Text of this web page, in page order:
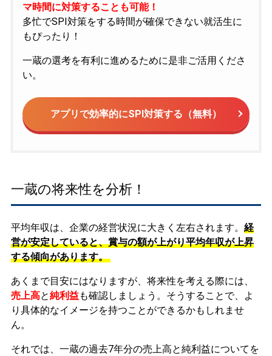
マ時間に対策することも可能！
多忙でSPI対策をする時間が確保できない就活生に
もぴったり！
一蔵の選考を有利に進めるために是非ご活用くださ
い。
アプリで効率的にSPI対策する（無料）
一蔵の将来性を分析！
平均年収は、企業の経営状況に大きく左右されます。 経
営が安定していると、賞与の額が上がり平均年収が上昇
する傾向があります。
あくまで目安にはなりますが、将来性を考える際には、
売上高と純利益も確認しましょう。そうすることで、よ
り具体的なイメージを持つことができるかもしれませ
ん。
それでは、一蔵の過去7年分の売上高と純利益についてを